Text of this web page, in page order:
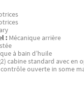
: Mécanique arrière
à bain d’huile
cabine standard avec en
ouverte in some